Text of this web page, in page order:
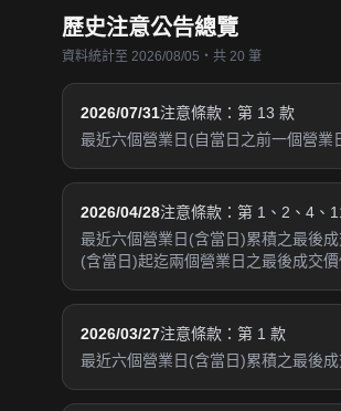
歷史注意公告總覽
資料統計至 2026/08/05・共 20 筆
2026/07/31注意條款：第 13 款
最近六個營業日(自當日之前一個營
2026/04/28注意條款：第 1、2、4、
最近六個營業日(含當日)累積之最後
(含當日)起迄兩個營業日之最後成交
2026/03/27注意條款：第 1 款
最近六個營業日(含當日)累積之最後